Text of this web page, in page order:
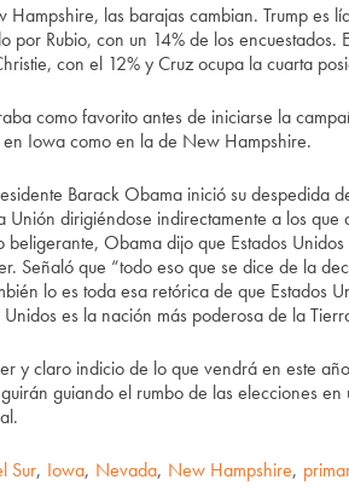
Hampshire, las barajas cambian. Trump es
por Rubio, con un 14% de los
con el 12% y Cruz ocupa la cuarta
como favorito antes de iniciarse la
Iowa como en la de New Hampshire.
Barack Obama inició su despedida
Unión dirigiéndose indirectamente a los
beligerante, Obama dijo que Estados
Señaló que “todo eso que se dice de la
lo es toda esa retórica de que Estados
Unidos es la nación más poderosa de la
y claro indicio de lo que vendrá en este
guiando el rumbo de las elecciones
Sur, Iowa, Nevada, New Hampshire,